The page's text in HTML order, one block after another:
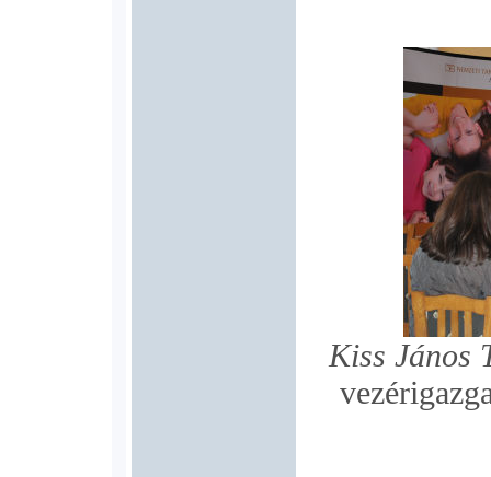
Kiss János